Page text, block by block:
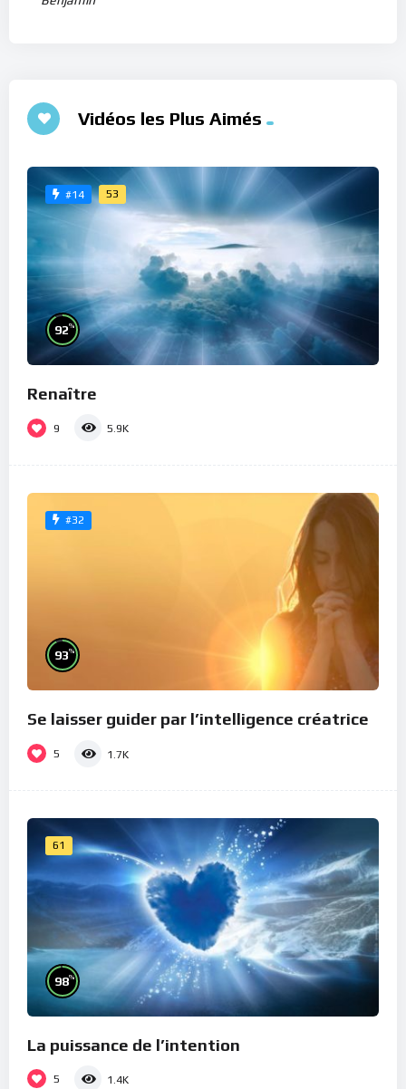
Vidéos les Plus Aimés
#14 53
92%
Renaître
9 5.9K
#32
93%
Se laisser guider par l’intelligence créatrice
5 1.7K
61
98%
La puissance de l’intention
5 1.4K